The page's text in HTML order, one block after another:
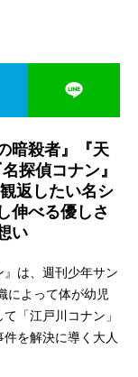
暗殺者』『天
探偵コナン』
返したい名シ
伸べる優しさ
い
は、週刊少年サン
によって体が幼児
「江戸川コナン」
を解決に導く大人